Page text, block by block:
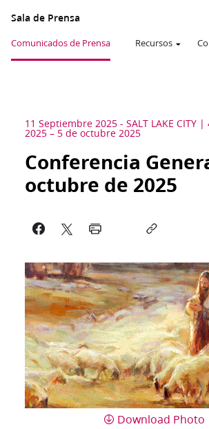
Sala de Prensa
Comunicados de Prensa Recursos
11 Septiembre 2025 - SALT LAKE CITY
2025 – 5 de octubre 2025
Conferencia
octubre de 2025
Download Photo